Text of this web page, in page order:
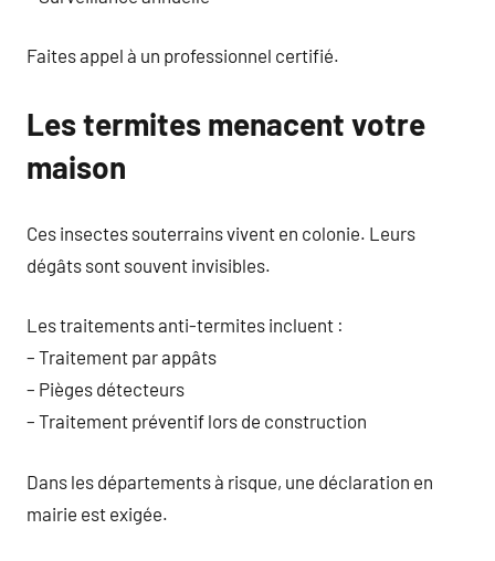
Faites appel à un professionnel certifié.
Les termites menacent votre
maison
Ces insectes souterrains vivent en colonie. Leurs
dégâts sont souvent invisibles.
Les traitements anti-termites incluent :
– Traitement par appâts
– Pièges détecteurs
– Traitement préventif lors de construction
Dans les départements à risque, une déclaration en
mairie est exigée.